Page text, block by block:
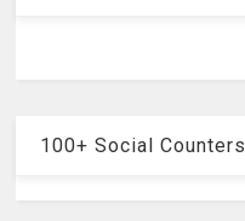
100+ Social Counters